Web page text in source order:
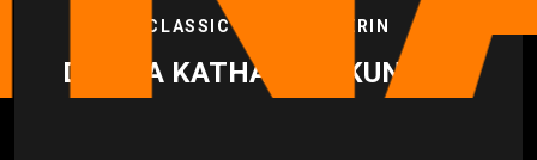
CLASSIC DAYS INSIDERIN
DILARA KATHARINA KUNDLER